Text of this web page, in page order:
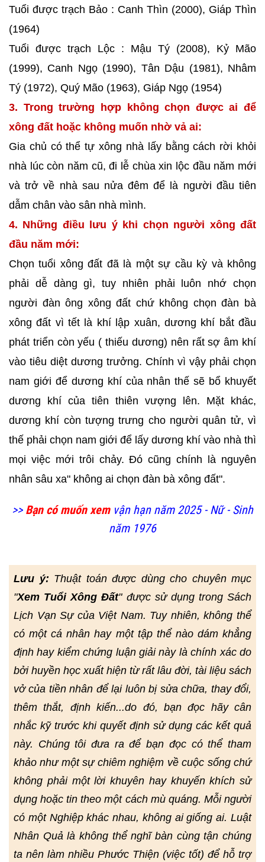
Tuổi được trạch Bảo : Canh Thìn (2000), Giáp Thìn
(1964)
Tuổi được trạch Lộc : Mậu Tý (2008), Kỷ Mão
(1999), Canh Ngọ (1990), Tân Dậu (1981), Nhâm
Tý (1972), Quý Mão (1963), Giáp Ngọ (1954)
3. Trong trường hợp không chọn được ai để
xông đất hoặc không muốn nhờ vả ai:
Gia chủ có thể tự xông nhà lấy bằng cách rời khỏi
nhà lúc còn năm cũ, đi lễ chùa xin lộc đầu năm mới
và trở về nhà sau nửa đêm để là người đầu tiên
dẫm chân vào sân nhà mình.
4. Những điều lưu ý khi chọn người xông đất
đầu năm mới:
Chọn tuổi xông đất đã là một sự cầu kỳ và không
phải dễ dàng gì, tuy nhiên phải luôn nhớ chọn
người đàn ông xông đất chứ không chọn đàn bà
xông đất vì tết là khí lập xuân, dương khí bắt đầu
phát triển còn yếu ( thiếu dương) nên rất sợ âm khí
vào tiêu diệt dương trưởng. Chính vì vậy phải chọn
nam giới để dương khí của nhân thế sẽ bổ khuyết
dương khí của tiên thiên vượng lên. Mặt khác,
dương khí còn tượng trưng cho người quân tử, vì
thế phải chọn nam giới để lấy dương khí vào nhà thì
mọi việc mới trôi chảy. Đó cũng chính là nguyên
nhân sâu xa" không ai chọn đàn bà xông đất".
>> Bạn có muốn xemvận hạn năm 2025 - Nữ - Sinh
năm 1976
Lưu ý: Thuật toán được dùng cho chuyên mục
"Xem Tuổi Xông Đất" được sử dụng trong Sách
Lịch Vạn Sự của Việt Nam. Tuy nhiên, không thể
có một cá nhân hay một tập thể nào dám khẳng
định hay kiểm chứng luận giải này là chính xác do
bởi huyền học xuất hiện từ rất lâu đời, tài liệu sách
vở của tiền nhân để lại luôn bị sửa chữa, thay đổi,
thêm thắt, định kiến...do đó, bạn đọc hãy cân
nhắc kỹ trước khi quyết định sử dụng các kết quả
này. Chúng tôi đưa ra để bạn đọc có thể tham
khảo như một sự chiêm nghiệm về cuộc sống chứ
không phải một lời khuyên hay khuyến khích sử
dụng hoặc tin theo một cách mù quáng. Mỗi người
có một Nghiệp khác nhau, không ai giống ai. Luật
Nhân Quả là không thể nghĩ bàn cùng tận chúng
ta nên làm nhiều Phước Thiện (việc tốt) để hỗ trợ